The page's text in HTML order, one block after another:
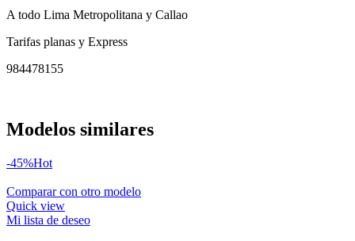
A todo Lima Metropolitana y Callao
Tarifas planas y Express
984478155
Modelos similares
-45%Hot
Comparar con otro modelo
Quick view
Mi lista de deseo